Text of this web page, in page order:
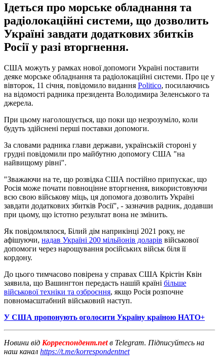
Ідеться про морське обладнання та
радіолокаційні системи, що дозволить
Україні завдати додаткових збитків
Росії у разі вторгнення.
США можуть у рамках нової допомоги Україні поставити
деяке морське обладнання та радіолокаційні системи. Про це у
вівторок, 11 січня, повідомило видання Politico, посилаючись
на відомості радника президента Володимира Зеленського та
джерела.
При цьому наголошується, що поки що незрозуміло, коли
будуть здійснені перші поставки допомоги.
За словами радника глави держави, українській стороні у
грудні повідомили про майбутню допомогу США "на
найвищому рівні".
"Зважаючи на те, що розвідка США постійно припускає, що
Росія може почати повноцінне вторгнення, використовуючи
всю свою військову міць, ця допомога дозволить Україні
завдати додаткових збитків Росії", - зазначив радник, додавши
при цьому, що істотно результат вона не змінить.
Як повідомлялося, Білий дім наприкінці 2021 року, не
афішуючи, надав Україні 200 мільйонів доларів військової
допомоги через нарощування російських військ біля її
кордону.
До цього тимчасово повірена у справах США Крістін Квін
заявила, що Вашингтон передасть нашій країні більше
військової техніки та озброєння, якщо Росія розпочне
повномасштабний військовий наступ.
У США пропонують оголосити Україну країною НАТО+
Новини від Корреспондент.netв Telegram. Підписуйтесь на
наш канал https://t.me/korrespondentnet